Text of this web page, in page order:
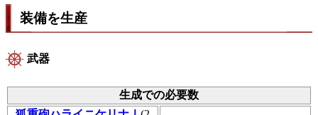
装備を生産
武器
生成での必要数